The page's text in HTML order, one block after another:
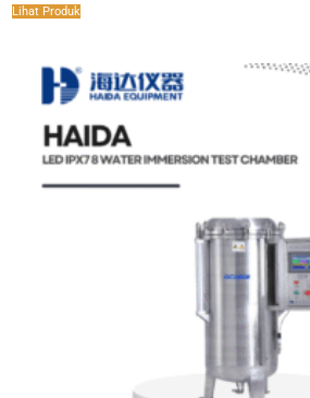
Lihat Produk